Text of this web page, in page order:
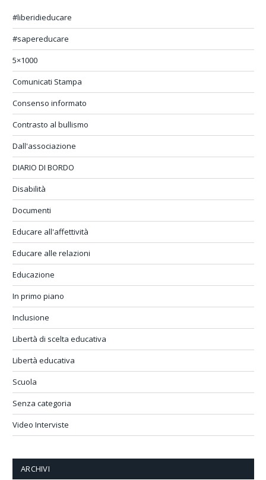
#liberidieducare
#sapereducare
5×1000
Comunicati Stampa
Consenso informato
Contrasto al bullismo
Dall'associazione
DIARIO DI BORDO
Disabilità
Documenti
Educare all'affettività
Educare alle relazioni
Educazione
In primo piano
Inclusione
Libertà di scelta educativa
Libertà educativa
Scuola
Senza categoria
Video Interviste
ARCHIVI